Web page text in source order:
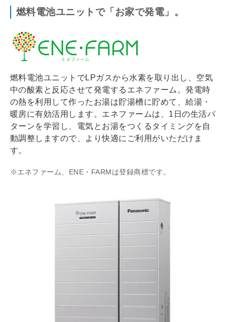
燃料電池ユニットで「お家で発電」。
燃料電池ユニットでLPガスから水素を取り出し、空気
中の酸素と反応させて発電するエネファーム。発電時
の熱を利用して作ったお湯は貯湯槽に貯めて、給湯・
暖房に有効活用します。エネファームは、1日の生活パ
ターンを学習し、電気とお湯をつくるタイミングを自
動調整しますので、より快適にご利用がいただけま
す。
※エネファーム、ENE・FARMは登録商標です。